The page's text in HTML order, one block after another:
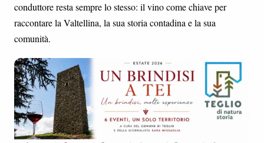
conduttore resta sempre lo stesso: il vino come chiave per
raccontare la Valtellina, la sua storia contadina e la sua
comunità.